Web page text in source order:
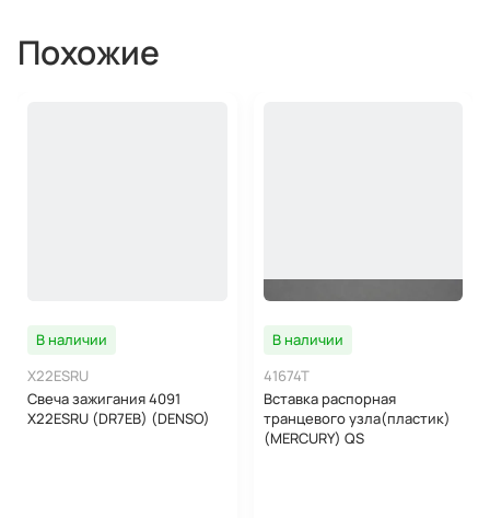
Похожие
В наличии
X22ESRU
Свеча зажигания 4091
X22ESRU (DR7EB) (DENSO)
В наличии
41674T
Вставка распорная
транцевого узла(пластик)
(MERCURY) QS